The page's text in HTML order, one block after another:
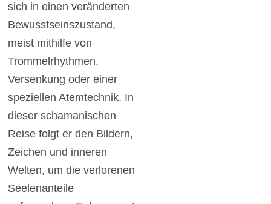
sich in einen veränderten
Bewusstseinszustand,
meist mithilfe von
Trommelrhythmen,
Versenkung oder einer
speziellen Atemtechnik. In
dieser schamanischen
Reise folgt er den Bildern,
Zeichen und inneren
Welten, um die verlorenen
Seelenanteile